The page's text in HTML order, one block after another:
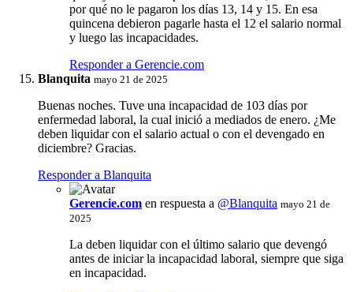
por qué no le pagaron los días 13, 14 y 15. En esa
quincena debieron pagarle hasta el 12 el salario normal
y luego las incapacidades.
Responder a Gerencie.com
Blanquita mayo 21 de 2025
Buenas noches. Tuve una incapacidad de 103 días por
enfermedad laboral, la cual inició a mediados de enero. ¿Me
deben liquidar con el salario actual o con el devengado en
diciembre? Gracias.
Responder a Blanquita
Gerencie.com en respuesta a @Blanquita mayo 21 de
2025
La deben liquidar con el último salario que devengó
antes de iniciar la incapacidad laboral, siempre que siga
en incapacidad.